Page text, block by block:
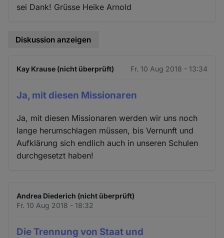
sei Dank! Grüsse Heike Arnold
Diskussion anzeigen
Kay Krause (nicht überprüft) Fr. 10 Aug 2018 - 13:34
Ja, mit diesen Missionaren
Ja, mit diesen Missionaren werden wir uns noch
lange herumschlagen müssen, bis Vernunft und
Aufklärung sich endlich auch in unseren Schulen
durchgesetzt haben!
Andrea Diederich (nicht überprüft)
Fr. 10 Aug 2018 - 18:32
Die Trennung von Staat und